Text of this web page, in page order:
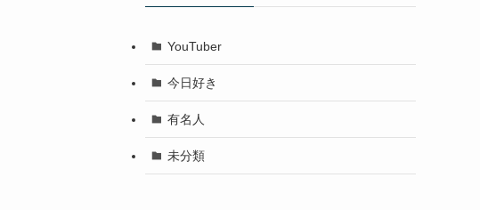
YouTuber
今日好き
有名人
未分類